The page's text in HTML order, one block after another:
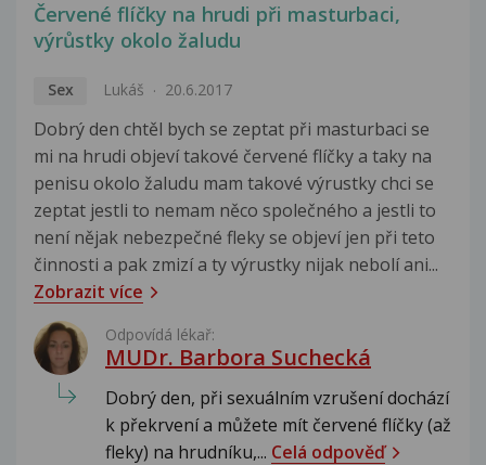
Červené flíčky na hrudi při masturbaci,
výrůstky okolo žaludu
Sex Lukáš 20.6.2017
Dobrý den chtěl bych se zeptat při masturbaci se
mi na hrudi objeví takové červené flíčky a taky na
penisu okolo žaludu mam takové výrustky chci se
zeptat jestli to nemam něco společného a jestli to
není nějak nebezpečné fleky se objeví jen při teto
činnosti a pak zmizí a ty výrustky nijak nebolí ani...
Zobrazit více
Odpovídá lékař:
MUDr. Barbora Suchecká
Dobrý den, při sexuálním vzrušení dochází
k překrvení a můžete mít červené flíčky (až
fleky) na hrudníku,... Celá odpověď